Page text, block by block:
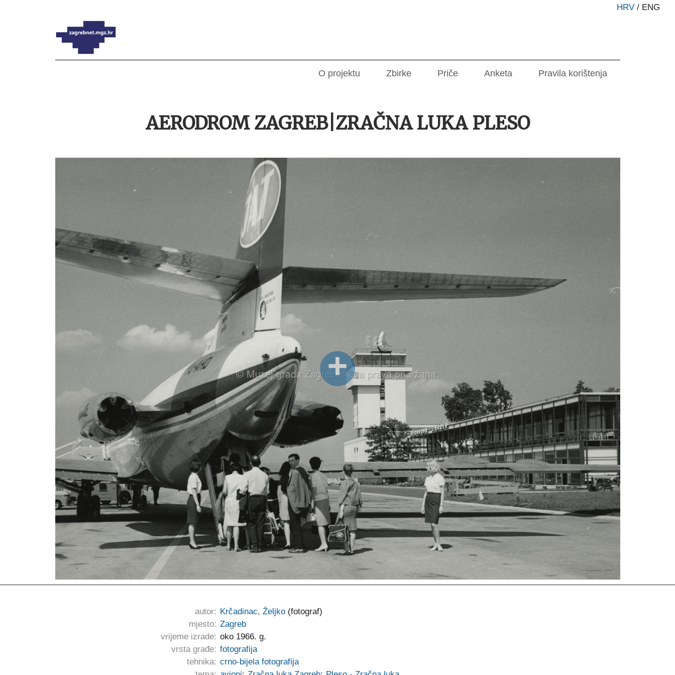
HRV / ENG
O projektu Zbirke Priče Anketa Pravila korištenja
AERODROM ZAGREB|ZRAČNA LUKA PLESO
autor: Krčadinac, Željko (fotograf)
mjesto: Zagreb
vrijeme izrade: oko 1966. g.
vrsta građe: fotografija
tehnika: crno-bijela fotografija